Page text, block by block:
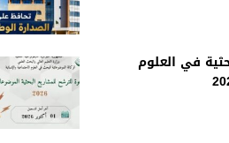
في العلوم